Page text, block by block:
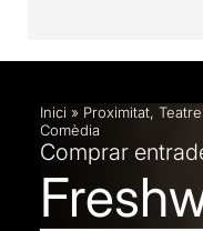
Inici » Proximitat, Teatre
Comèdia
Comprar